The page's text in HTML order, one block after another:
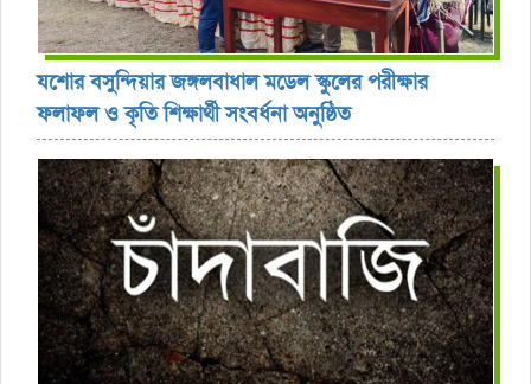
যশোর বসুন্দিয়ার জঙ্গলবাধাল মডেল স্কুলের পরীক্ষার
ফলাফল ও কৃতি শিক্ষার্থী সংবর্ধনা অনুষ্ঠিত